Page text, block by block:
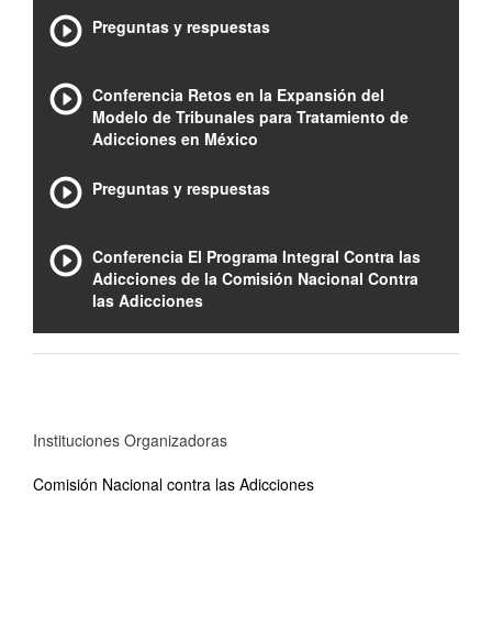
Preguntas y respuestas
Conferencia Retos en la Expansión del
Modelo de Tribunales para Tratamiento de
Adicciones en México
Preguntas y respuestas
Conferencia El Programa Integral Contra las
Adicciones de la Comisión Nacional Contra
las Adicciones
Instituciones Organizadoras
Comisión Nacional contra las Adicciones